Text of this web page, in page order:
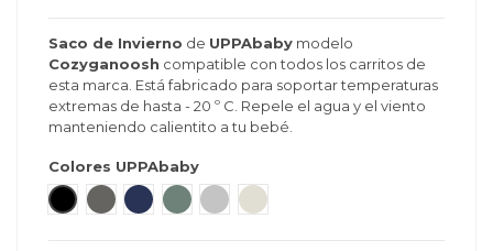
Saco de Invierno de UPPAbaby modelo
Cozyganoosh compatible con todos los carritos de
esta marca. Está fabricado para soportar temperaturas
extremas de hasta - 20 º C. Repele el agua y el viento
manteniendo calientito a tu bebé.
Colores UPPAbaby
JAKE - negro carbón
JORDAN / GREYSON - gris melánge
NOA - NavyGWEN - verde melange
ANTHONY - chenilla blanca y gris
DECLAN - avena melange